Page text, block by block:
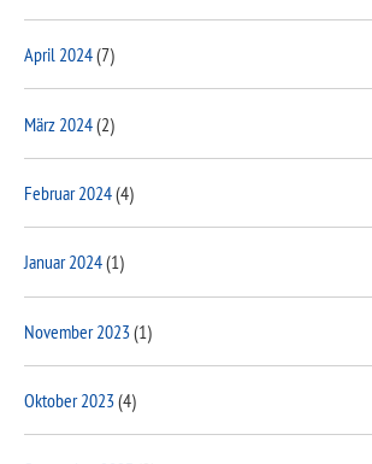
April 2024(7)
März 2024(2)
Februar 2024(4)
Januar 2024(1)
November 2023(1)
Oktober 2023(4)